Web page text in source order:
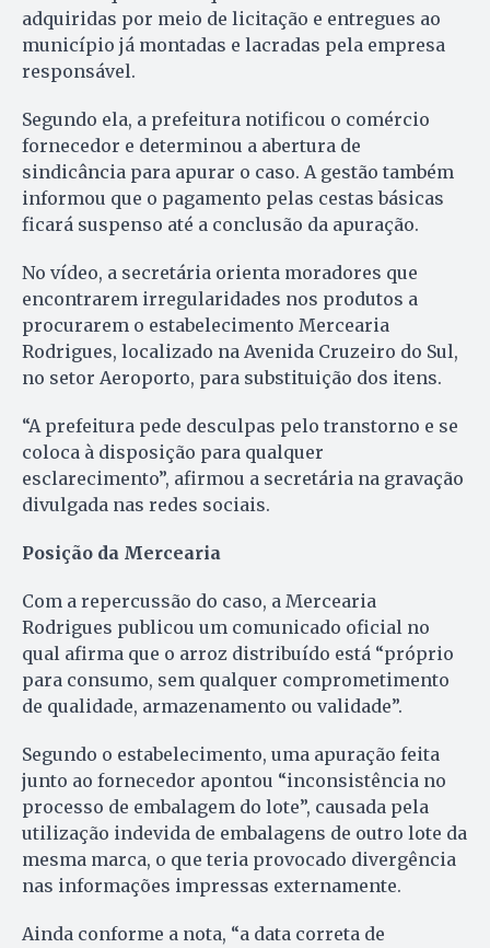
adquiridas por meio de licitação e entregues ao
município já montadas e lacradas pela empresa
responsável.
Segundo ela, a prefeitura notificou o comércio
fornecedor e determinou a abertura de
sindicância para apurar o caso. A gestão também
informou que o pagamento pelas cestas básicas
ficará suspenso até a conclusão da apuração.
No vídeo, a secretária orienta moradores que
encontrarem irregularidades nos produtos a
procurarem o estabelecimento Mercearia
Rodrigues, localizado na Avenida Cruzeiro do Sul,
no setor Aeroporto, para substituição dos itens.
“A prefeitura pede desculpas pelo transtorno e se
coloca à disposição para qualquer
esclarecimento”, afirmou a secretária na gravação
divulgada nas redes sociais.
Posição da Mercearia
Com a repercussão do caso, a Mercearia
Rodrigues publicou um comunicado oficial no
qual afirma que o arroz distribuído está “próprio
para consumo, sem qualquer comprometimento
de qualidade, armazenamento ou validade”.
Segundo o estabelecimento, uma apuração feita
junto ao fornecedor apontou “inconsistência no
processo de embalagem do lote”, causada pela
utilização indevida de embalagens de outro lote da
mesma marca, o que teria provocado divergência
nas informações impressas externamente.
Ainda conforme a nota, “a data correta de